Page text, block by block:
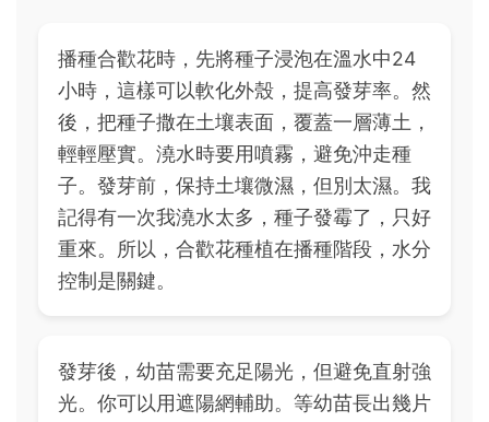
播種合歡花時，先將種子浸泡在溫水中24
小時，這樣可以軟化外殼，提高發芽率。然
後，把種子撒在土壤表面，覆蓋一層薄土，
輕輕壓實。澆水時要用噴霧，避免沖走種
子。發芽前，保持土壤微濕，但別太濕。我
記得有一次我澆水太多，種子發霉了，只好
重來。所以，合歡花種植在播種階段，水分
控制是關鍵。
發芽後，幼苗需要充足陽光，但避免直射強
光。你可以用遮陽網輔助。等幼苗長出幾片